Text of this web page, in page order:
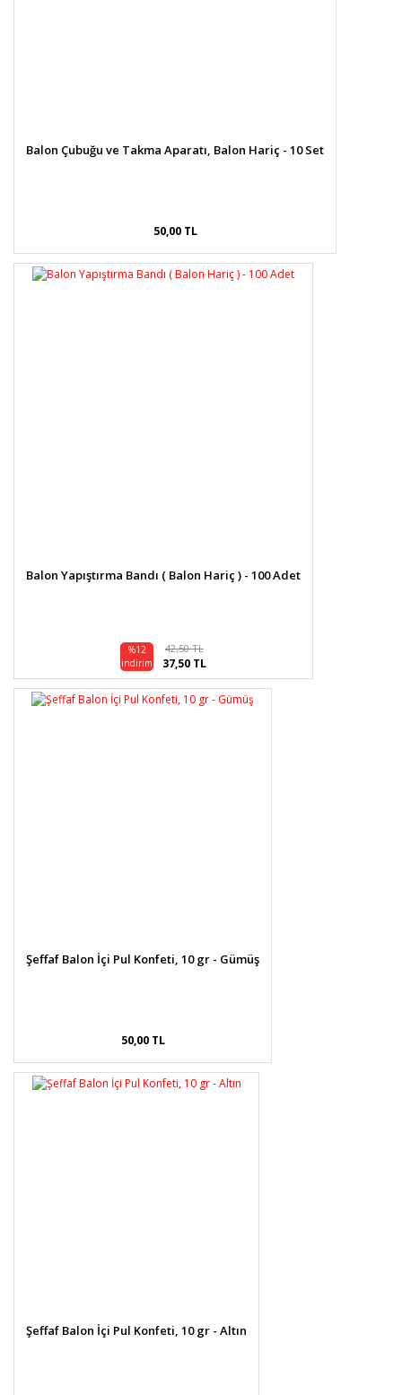
Balon Çubuğu ve Takma Aparatı, Balon Hariç - 10 Set
50,00 TL
Balon Yapıştırma Bandı ( Balon Hariç ) - 100 Adet
%12
indirim
42,50 TL
37,50 TL
Şeffaf Balon İçi Pul Konfeti, 10 gr - Gümüş
50,00 TL
Şeffaf Balon İçi Pul Konfeti, 10 gr - Altın